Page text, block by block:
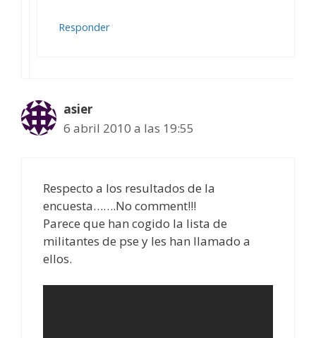
Responder
asier
6 abril 2010 a las 19:55
Respecto a los resultados de la
encuesta…….No comment!!!
Parece que han cogido la lista de
militantes de pse y les han llamado a
ellos.